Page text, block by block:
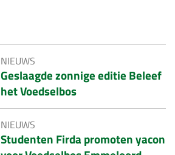
NIEUWS
Geslaagde zonnige editie Beleef
het Voedselbos
NIEUWS
Studenten Firda promoten yacon